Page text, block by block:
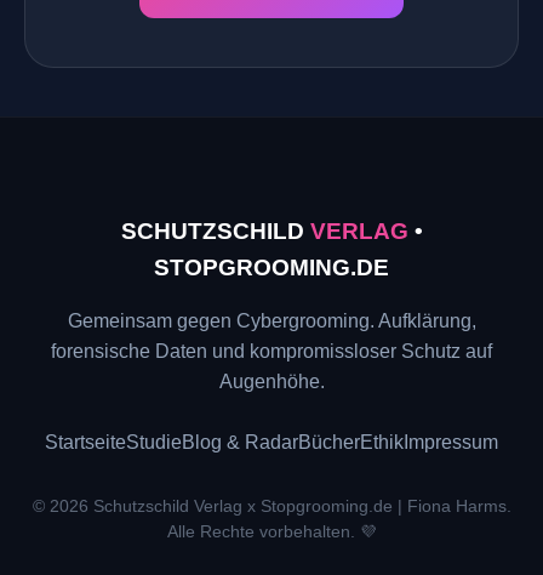
SCHUTZSCHILD VERLAG •
STOPGROOMING.DE
Gemeinsam gegen Cybergrooming. Aufklärung,
forensische Daten und kompromissloser Schutz auf
Augenhöhe.
StartseiteStudieBlog & RadarBücherEthik Impressum
© 2026 Schutzschild Verlag x Stopgrooming.de | Fiona Harms.
Alle Rechte vorbehalten. 💜